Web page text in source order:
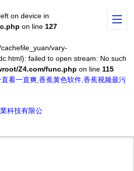
on device in
on line 127
vary-
failed to open stream: No such
Z4.com/func.php on line 115
看一直爽,香蕉黄色软件,香蕉视频最污